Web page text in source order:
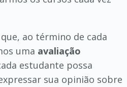
ao término de cada
uma avaliação
estudante possa
sua opinião sobre